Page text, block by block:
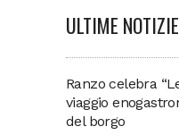
ULTIME NOTIZIE
Ranzo celebra
viaggio
del borgo